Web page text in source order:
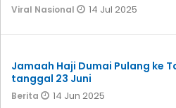
Viral Nasional 14 Jul 2025
Jamaah Haji Dumai Pulang ke
tanggal 23 Juni
Berita 14 Jun 2025